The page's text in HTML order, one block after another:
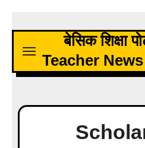
content
बेसिक शिक्षा
Teacher News